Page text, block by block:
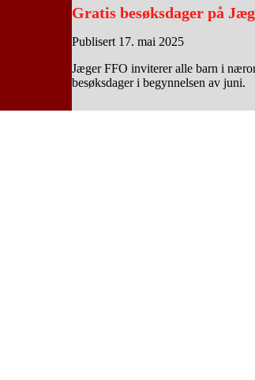
Gratis besøksdager på
Publisert 17. mai 2025
Jæger FFO inviterer alle barn i
besøksdager i begynnelsen av juni.